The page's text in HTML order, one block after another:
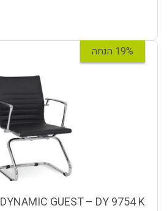
19% הנחה
DYNAMIC GUEST – DY 9754 K